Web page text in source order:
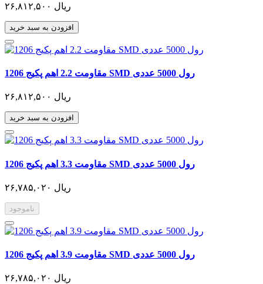
۲۶,۸۱۲,۵۰۰ ریال
افزودن به سبد خرید
مقاومت 2.2 اهم پکیج 1206 SMD رول 5000 عددی
۲۶,۸۱۲,۵۰۰ ریال
افزودن به سبد خرید
مقاومت 3.3 اهم پکیج 1206 SMD رول 5000 عددی
۲۶,۷۸۵,۰۲۰ ریال
ناموجود
مقاومت 3.9 اهم پکیج 1206 SMD رول 5000 عددی
۲۶,۷۸۵,۰۲۰ ریال